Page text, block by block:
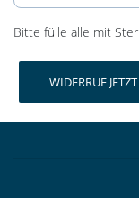
Bitte fülle alle mit